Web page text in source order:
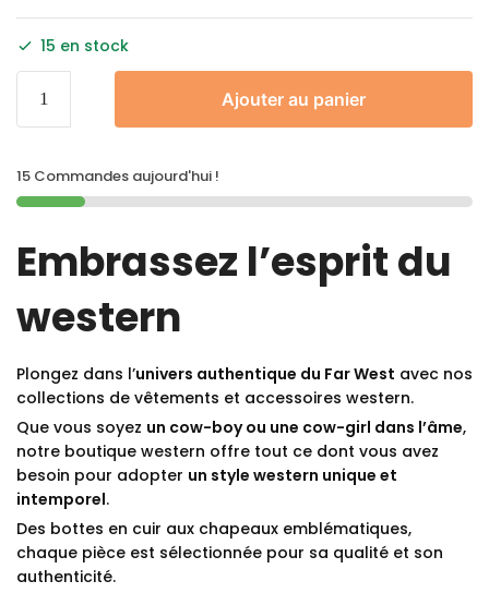
15 en stock
Ajouter au panier
15 Commandes aujourd'hui !
Embrassez l’esprit du
western
Plongez dans l’univers authentique du Far West avec nos
collections de vêtements et accessoires western.
Que vous soyez un cow-boy ou une cow-girl dans l’âme,
notre boutique western offre tout ce dont vous avez
besoin pour adopter un style western unique et
intemporel.
Des bottes en cuir aux chapeaux emblématiques,
chaque pièce est sélectionnée pour sa qualité et son
authenticité.